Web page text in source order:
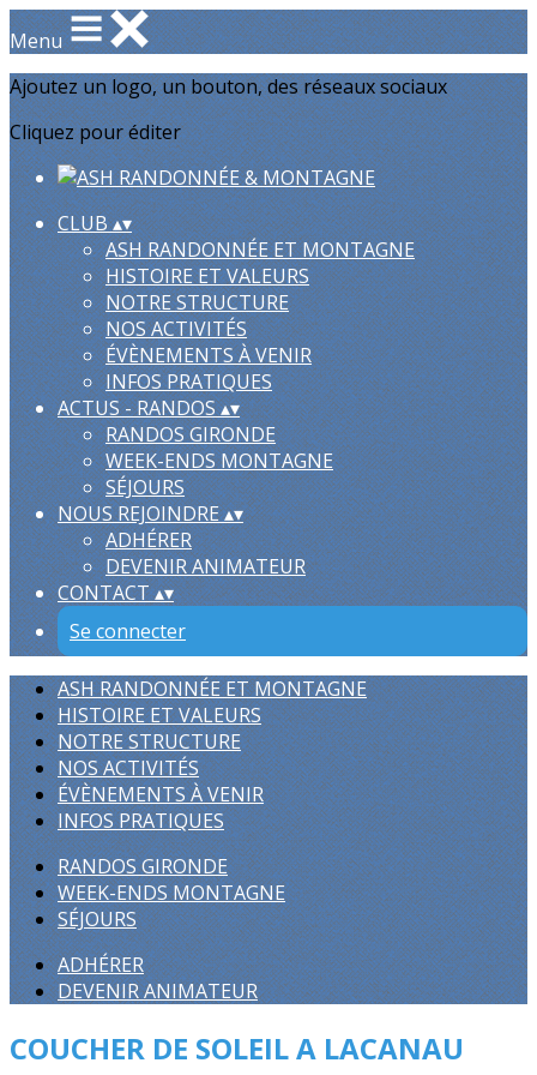
Menu
Ajoutez un logo, un bouton, des réseaux sociaux
Cliquez pour éditer
CLUB▴▾
ASH RANDONNÉE ET MONTAGNE
HISTOIRE ET VALEURS
NOTRE STRUCTURE
NOS ACTIVITÉS
ÉVÈNEMENTS À VENIR
INFOS PRATIQUES
ACTUS - RANDOS▴▾
RANDOS GIRONDE
WEEK-ENDS MONTAGNE
SÉJOURS
NOUS REJOINDRE▴▾
ADHÉRER
DEVENIR ANIMATEUR
CONTACT▴▾
Se connecter
ASH RANDONNÉE ET MONTAGNE
HISTOIRE ET VALEURS
NOTRE STRUCTURE
NOS ACTIVITÉS
ÉVÈNEMENTS À VENIR
INFOS PRATIQUES
RANDOS GIRONDE
WEEK-ENDS MONTAGNE
SÉJOURS
ADHÉRER
DEVENIR ANIMATEUR
COUCHER DE SOLEIL A LACANAU